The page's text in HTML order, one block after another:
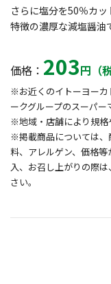
さらに塩分を50％カ
特徴の濃厚な減塩醤油
価格： 203円（
※お近くのイトーヨーカ
ークグループのスーパー
※地域・店舗により規格
※掲載商品については、
料、アレルゲン、価格
入、お召し上がりの際
さい。